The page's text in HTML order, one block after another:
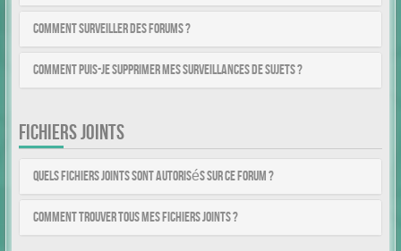
Comment surveiller des forums ?
Comment puis-je supprimer mes surveillances de sujets ?
FICHIERS JOINTS
Quels fichiers joints sont autorisés sur ce forum ?
Comment trouver tous mes fichiers joints ?